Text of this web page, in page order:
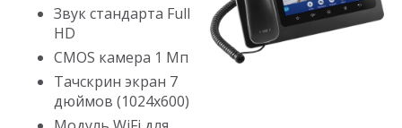
Звук стандарта Full
HD
CMOS камера 1 Мп
Тачскрин экран 7
дюймов (1024x600)